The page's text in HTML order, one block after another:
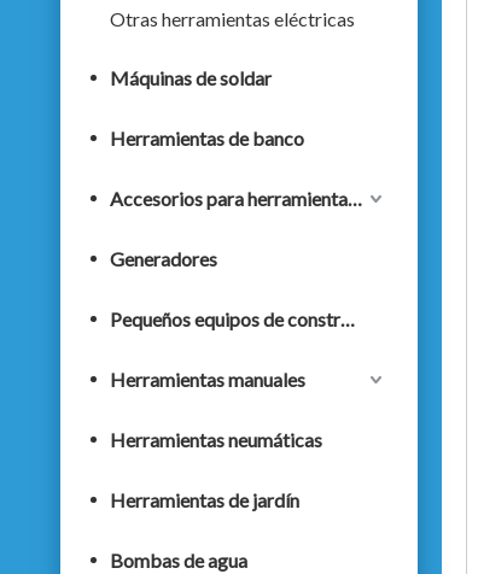
Otras herramientas eléctricas
Máquinas de soldar
Herramientas de banco
Accesorios para herramientas eléctricas
Generadores
Pequeños equipos de construcción
Herramientas manuales
Herramientas neumáticas
Herramientas de jardín
Bombas de agua